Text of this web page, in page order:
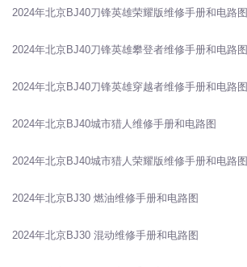
2024年北京BJ40刀锋英雄荣耀版维修手册和电路图
2024年北京BJ40刀锋英雄攀登者维修手册和电路图
2024年北京BJ40刀锋英雄穿越者维修手册和电路图
2024年北京BJ40城市猎人维修手册和电路图
2024年北京BJ40城市猎人荣耀版维修手册和电路图
2024年北京BJ30 燃油维修手册和电路图
2024年北京BJ30 混动维修手册和电路图